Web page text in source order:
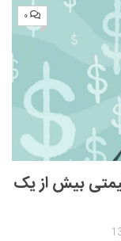
۰
بیش از یک